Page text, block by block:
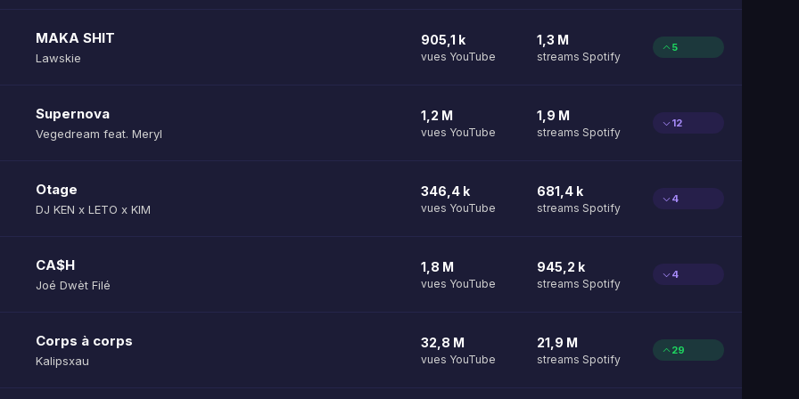
MAKA SHIT
Lawskie
905,1 k
vues YouTube
1,3 M
streams Spotify
5
Supernova
Vegedream feat. Meryl
1,2 M
vues YouTube
1,9 M
streams Spotify
12
Otage
DJ KEN x LETO x KIM
346,4 k
vues YouTube
681,4 k
streams Spotify
4
CA$H
Joé Dwèt Filé
1,8 M
vues YouTube
945,2 k
streams Spotify
4
Corps à corps
Kalipsxau
32,8 M
vues YouTube
21,9 M
streams Spotify
29